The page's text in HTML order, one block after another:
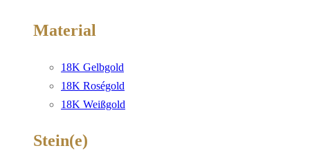
Material
18K Gelbgold
18K Roségold
18K Weißgold
Stein(e)